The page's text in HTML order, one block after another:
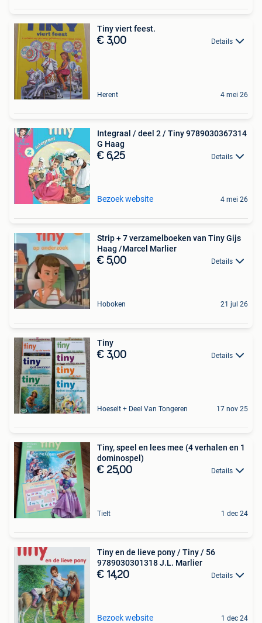
Tiny viert feest.
€ 3,00 Details
Herent 4 mei 26
Integraal / deel 2 / Tiny 9789030367314
G Haag
€ 6,25 Details
Bezoek website 4 mei 26
Strip + 7 verzamelboeken van Tiny Gijs
Haag /Marcel Marlier
€ 5,00 Details
Hoboken 21 jul 26
Tiny
€ 3,00 Details
Hoeselt + Deel Van Tongeren 17 nov 25
Tiny, speel en lees mee (4 verhalen en 1
dominospel)
€ 25,00 Details
Tielt 1 dec 24
Tiny en de lieve pony / Tiny / 56
9789030301318 J.L. Marlier
€ 14,20 Details
Bezoek website 1 dec 24